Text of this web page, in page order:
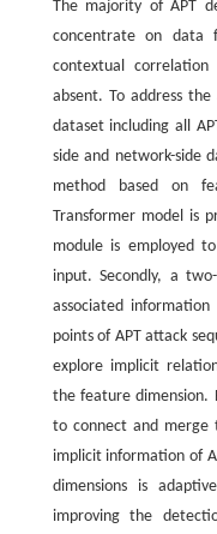
The majority of APT
concentrate on data
contextual
absent. To address
dataset including all
side and network-side
method based on
Transformer model is
module is employed
input. Secondly, a
associated
points of APT attack
explore implicit
the feature dimension.
to connect and
implicit information of
dimensions is
improving the